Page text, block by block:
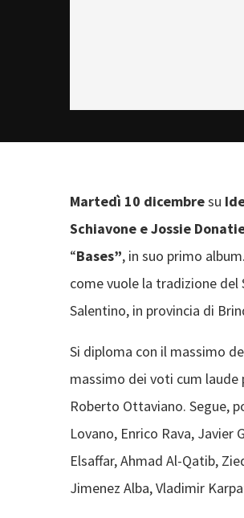
Martedì 10 dicembresu
Schiavone e Jossie
“Bases”, in suo primo album.
come vuole la tradizione del
Salentino, in provincia di
Si diploma con il massimo
massimo dei voti cum
Roberto Ottaviano. Segue,
Lovano, Enrico Rava, Javier
Elsaffar, Ahmad Al-Qatib,
Jimenez Alba, Vladimir